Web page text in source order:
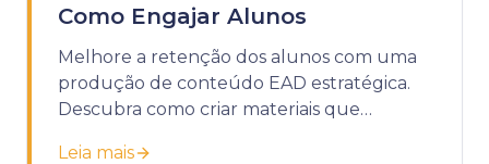
Como Engajar Alunos
Melhore a retenção dos alunos com uma
produção de conteúdo EAD estratégica.
Descubra como criar materiais que
Leia mais